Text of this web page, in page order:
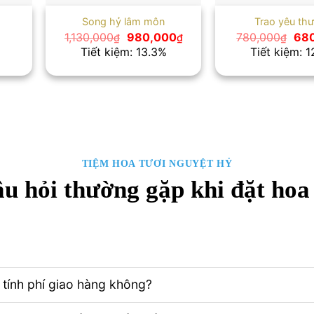
Song hỷ lâm môn
1,130,000₫ Giá
gốc
là:
980,000₫Giá
hiện
980,000₫.
Tiết kiệm: 13.3%
Trao yêu
780,000₫ Giá
gốc
là:
Tiết kiệm:
TIỆM HOA TƯƠI NGUYỆT HỶ
hỏi thường gặp khi đặt
phí giao hàng không?